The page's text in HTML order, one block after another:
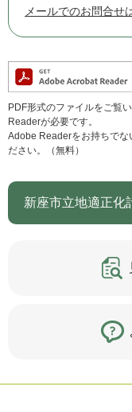
メールでのお問合せ
PDF形式のファイルをご覧
Readerが必要です。
Adobe Readerをお持ちでな
ださい。（無料）
新座市立地適正化